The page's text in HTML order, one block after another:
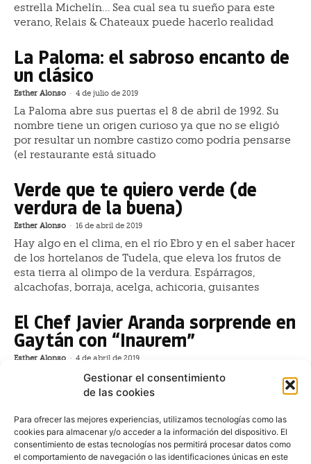
Gestionar el consentimiento
de las cookies
Para ofrecer las mejores experiencias, utilizamos tecnologías como las
cookies para almacenar y/o acceder a la información del dispositivo. El
consentimiento de estas tecnologías nos permitirá procesar datos como
el comportamiento de navegación o las identificaciones únicas en este
estrella Michelín… Sea cual sea tu sueño para este
verano, Relais & Chateaux puede hacerlo realidad
La Paloma: el sabroso encanto de
un clásico
Esther Alonso - 4 de julio de 2019
La Paloma abre sus puertas el 8 de abril de 1992. Su
nombre tiene un origen curioso ya que no se eligió
por resultar un nombre castizo como podría pensarse
(el restaurante está situado
Verde que te quiero verde (de
verdura de la buena)
Esther Alonso - 16 de abril de 2019
Hay algo en el clima, en el río Ebro y en el saber hacer
de los hortelanos de Tudela, que eleva los frutos de
esta tierra al olimpo de la verdura. Espárragos,
alcachofas, borraja, acelga, achicoria, guisantes
El Chef Javier Aranda sorprende en
Gaytán con “Inaurem”
Esther Alonso - 4 de abril de 2019
El chef Javier Aranda, cuya carrera ha sido ya
reconocida con dos estrellas Michelin, presenta nuevo
menú
A Dani García le ofrecieron las